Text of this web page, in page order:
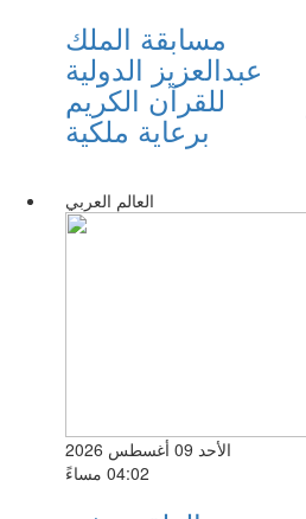
مسابقة الملك
عبدالعزيز الدولية
للقرآن الكريم
برعاية ملكية
العالم العربي
الأحد 09 أغسطس 2026
04:02 مساءً